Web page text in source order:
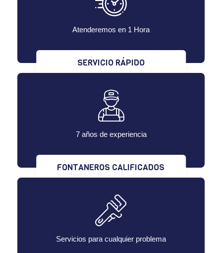
Atenderemos en 1 Hora
SERVICIO RÁPIDO
7 años de experiencia
FONTANEROS CALIFICADOS
Servicios para cualquier problema